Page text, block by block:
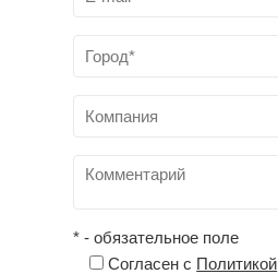
* - обязательное поле
Согласен с Политикой